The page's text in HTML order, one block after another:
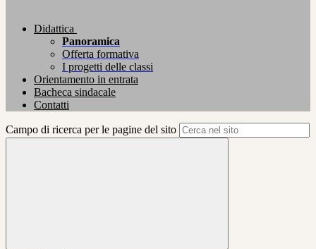
Didattica
Panoramica
Offerta formativa
I progetti delle classi
Orientamento in entrata
Bacheca sindacale
Contatti
Campo di ricerca per le pagine del sito